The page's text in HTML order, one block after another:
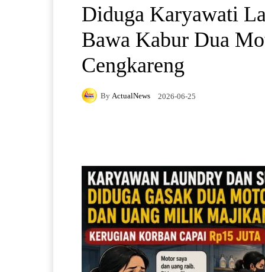
Diduga Karyawati
Bawa Kabur Dua
Cengkareng
By ActualNews 2026-06-25